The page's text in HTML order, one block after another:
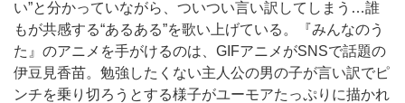
い”と分かっていながら、ついつい言い訳してしまう…誰
もが共感する“あるある”を歌い上げている。
『みんなのう
た』のアニメを手がけるのは、GIFアニメがSNSで話題の
伊豆見香苗。勉強したくない主人公の男の子が言い訳でピ
ンチを乗り切ろうとする様子がユーモアたっぷりに描かれ